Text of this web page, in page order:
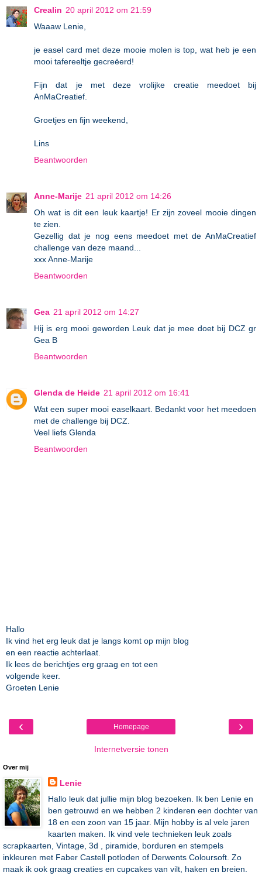
Crealin 20 april 2012 om 21:59
Waaaw Lenie,
je easel card met deze mooie molen is top, wat heb je een
mooi tafereeltje gecreëerd!
Fijn dat je met deze vrolijke creatie meedoet bij
AnMaCreatief.
Groetjes en fijn weekend,
Lins
Beantwoorden
Anne-Marije 21 april 2012 om 14:26
Oh wat is dit een leuk kaartje! Er zijn zoveel mooie dingen
te zien.
Gezellig dat je nog eens meedoet met de AnMaCreatief
challenge van deze maand...
xxx Anne-Marije
Beantwoorden
Gea 21 april 2012 om 14:27
Hij is erg mooi geworden Leuk dat je mee doet bij DCZ gr
Gea B
Beantwoorden
Glenda de Heide 21 april 2012 om 16:41
Wat een super mooi easelkaart. Bedankt voor het meedoen
met de challenge bij DCZ.
Veel liefs Glenda
Beantwoorden
Hallo
Ik vind het erg leuk dat je langs komt op mijn blog
en een reactie achterlaat.
Ik lees de berichtjes erg graag en tot een
volgende keer.
Groeten Lenie
‹ ›
Homepage
Internetversie tonen
Over mij
Lenie
Hallo leuk dat jullie mijn blog bezoeken. Ik ben Lenie en
ben getrouwd en we hebben 2 kinderen een dochter van
18 en een zoon van 15 jaar. Mijn hobby is al vele jaren
kaarten maken. Ik vind vele technieken leuk zoals
scrapkaarten, Vintage, 3d , piramide, borduren en stempels
inkleuren met Faber Castell potloden of Derwents Coloursoft. Zo
maak ik ook graag creaties en cupcakes van vilt, haken en breien.